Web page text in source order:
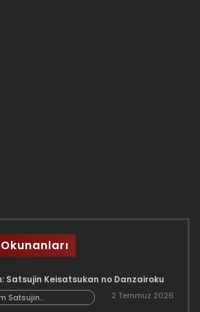
Satsujin Keisatsukan no Danzairoku
Satsujin
no
2 Temmuz 2026